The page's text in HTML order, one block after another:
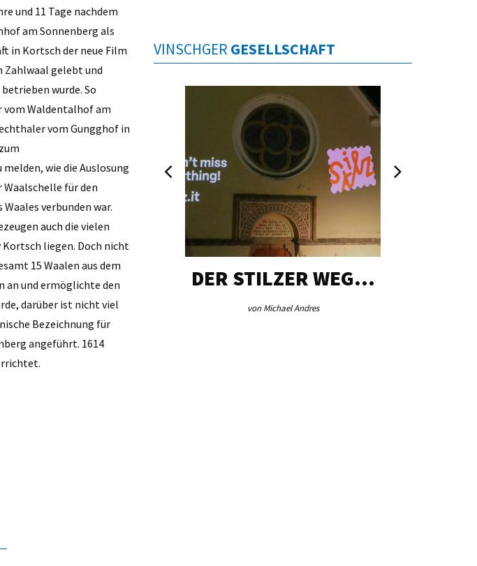
und 11 Tage nachdem
am Sonnenberg als
in Kortsch der neue Film
Zahlwaal gelebt und
wurde. So
vom Waldentalhof am
vom Gungghof in
wie die Auslosung
für den
verbunden war.
auch die vielen
liegen. Doch nicht
15 Waalen aus dem
an und ermöglichte den
darüber ist nicht viel
Bezeichnung für
angeführt. 1614
VINSCHGER GESELLSCHAFT
DER STILZER WEG…
von Michael Andres